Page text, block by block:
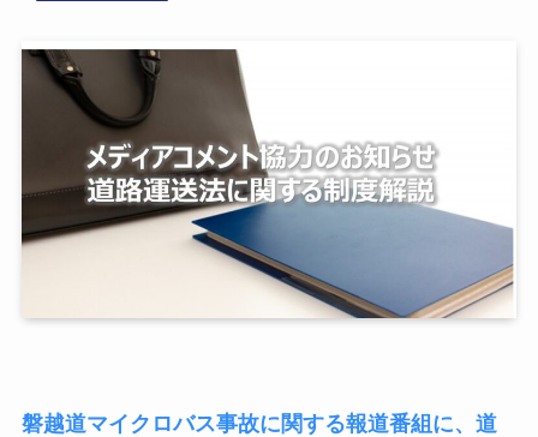
磐越道マイクロバス事故に関する報道番組に、道